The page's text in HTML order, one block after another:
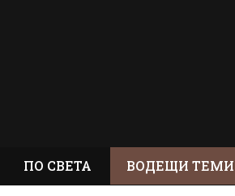
ПО СВЕТА ВОДЕЩИ ТЕМИ